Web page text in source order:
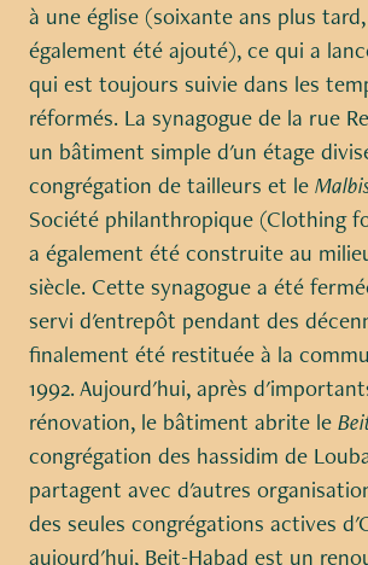
à une église (soixante ans plus
également été ajouté), ce qui a
qui est toujours suivie dans les
réformés. La synagogue de la rue
un bâtiment simple d'un étage
congrégation de tailleurs et le
Société philanthropique (Clothing
a également été construite au
siècle. Cette synagogue a été
servi d'entrepôt pendant des
finalement été restituée à la
1992. Aujourd'hui, après
rénovation, le bâtiment abrite le
congrégation des hassidim de
partagent avec d'autres
des seules congrégations actives
aujourd'hui, Beit-Habad est un